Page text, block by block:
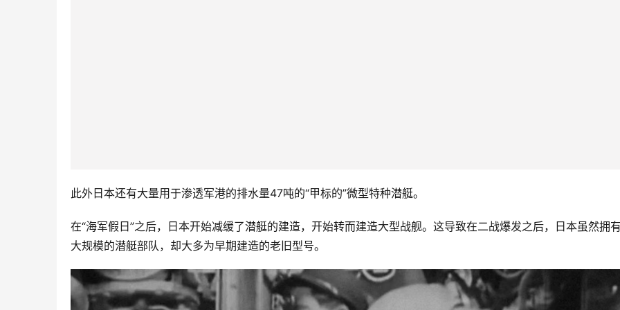
此外日本还有大量用于渗透军港的排水量47吨的“甲标的”微型特种潜艇。
在“海军假日”之后，日本开始减缓了潜艇的建造，开始转而建造大型战舰。这导致在二战爆发之后，日本虽然拥
大规模的潜艇部队，却大多为早期建造的老旧型号。